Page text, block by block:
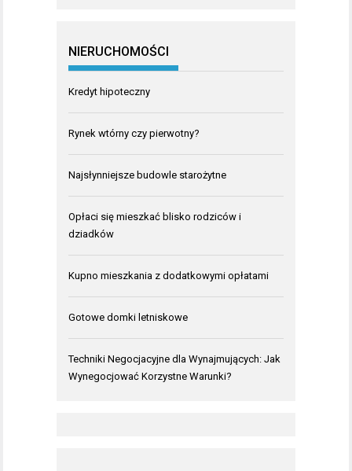
NIERUCHOMOŚCI
Kredyt hipoteczny
Rynek wtórny czy pierwotny?
Najsłynniejsze budowle starożytne
Opłaci się mieszkać blisko rodziców i
dziadków
Kupno mieszkania z dodatkowymi opłatami
Gotowe domki letniskowe
Techniki Negocjacyjne dla Wynajmujących: Jak
Wynegocjować Korzystne Warunki?